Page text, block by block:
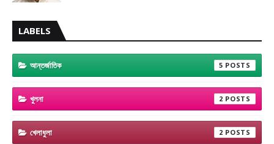
LABELS
আন্তর্জাতিক 5
খুলনা 2
খেলাধুলা 2